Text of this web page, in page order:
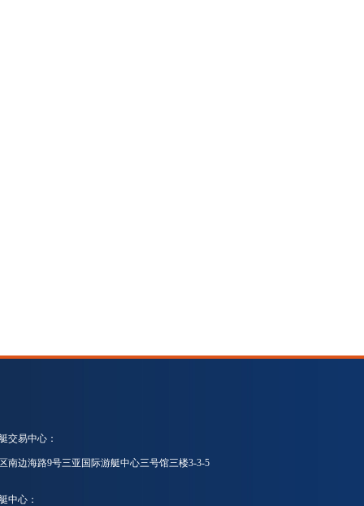
交易中心：
南边海路9号三亚国际游艇中心三号馆三楼3-3-5
中心：